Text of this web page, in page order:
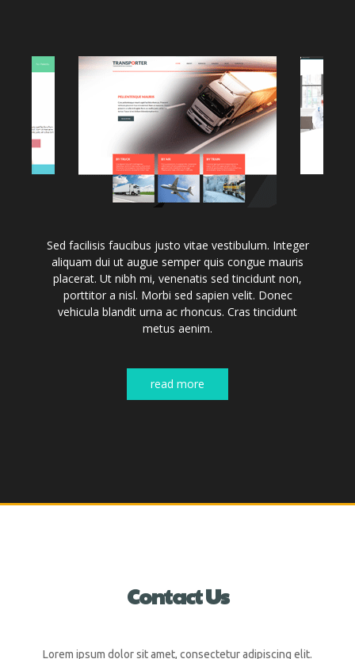
Sed facilisis faucibus justo vitae vestibulum. Integer
aliquam dui ut augue semper quis congue mauris
placerat. Ut nibh mi, venenatis sed tincidunt non,
porttitor a nisl. Morbi sed sapien velit. Donec
vehicula blandit urna ac rhoncus. Cras tincidunt
metus aenim.
read more
ContactUs
Lorem ipsum dolor sit amet, consectetur adipiscing elit.